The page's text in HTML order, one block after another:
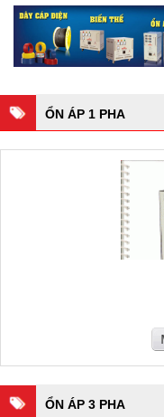
ỔN ÁP 1 PHA
ỔN ÁP 3 PHA